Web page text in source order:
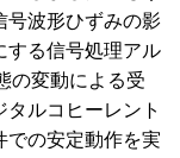
号波形ひずみの影
する信号処理アル
の変動による受
ルコヒーレント
での安定動作を実